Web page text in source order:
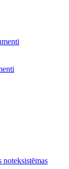
noteksistēmas